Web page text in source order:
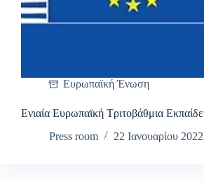
Ευρωπαϊκή Ένωση
Ενιαία Ευρωπαϊκή Τριτοβάθμια
Press room
22 Ιανουαρίου 2022